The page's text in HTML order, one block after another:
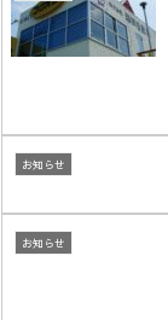
お知らせ
お知らせ